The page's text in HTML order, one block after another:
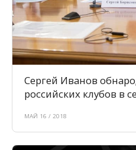
Сергей Иванов
российских клубов в
МАЙ 16 / 2018